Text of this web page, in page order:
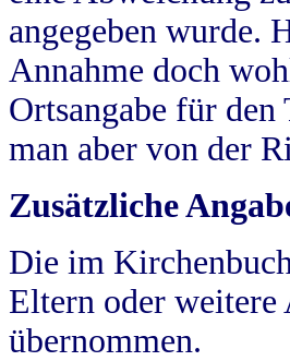
angegeben wurde.
Annahme doch
Ortsangabe für
man aber von der
Zusätzliche
Die im
Eltern oder
übernommen.